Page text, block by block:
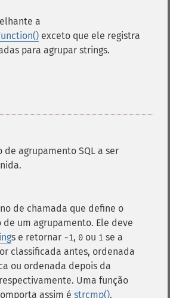
a
exceto que ele registra
para agrupar strings.
de agrupamento SQL a ser
de chamada que define o
um agrupamento. Ele deve
s e retornar -1, 0 ou 1 se a
classificada antes, ordenada
ou ordenada depois da
Uma função
assim é strcmp().